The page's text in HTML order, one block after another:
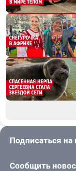
Подписаться на
Сообщить